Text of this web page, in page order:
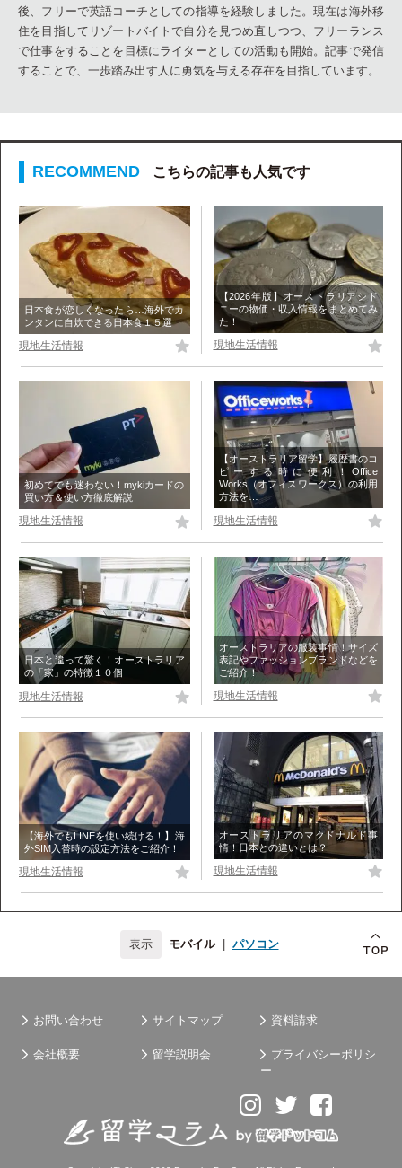
後、フリーで英語コーチとしての指導を経験しました。現在は海外移
住を目指してリゾートバイトで自分を見つめ直しつつ、フリーランス
で仕事をすることを目標にライターとしての活動も開始。記事で発信
することで、一歩踏み出す人に勇気を与える存在を目指しています。
こちらの記事も人気です
日本食が恋しくなったら…海外でカ
ンタンに自炊できる日本食１５選
現地生活情報
【2026年版】オーストラリアシド
ニーの物価・収入情報をまとめてみ
た！
現地生活情報
初めてでも迷わない！mykiカードの
買い方＆使い方徹底解説
現地生活情報
【オーストラリア留学】履歴書のコ
ピーする時に便利！Office
Works（オフィスワークス）の利用
方法を…
現地生活情報
日本と違って驚く！オーストラリア
の「家」の特徴１０個
現地生活情報
オーストラリアの服装事情！サイズ
表記やファッションブランドなどを
ご紹介！
現地生活情報
【海外でもLINEを使い続ける！】海
外SIM入替時の設定方法をご紹介！
現地生活情報
オーストラリアのマクドナルド事
情！日本との違いとは？
現地生活情報
モバイル パソコン
お問い合わせ サイトマップ 資料請求
会社概要 留学説明会
プライバシーポリシ
ー